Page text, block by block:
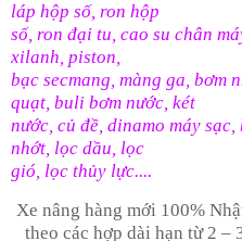
láp hộp số, ron hộp
số, ron đại tu, cao su chân
xilanh, piston,
bạc secmang, màng ga, bơm
quạt, buli bơm nước, két
nước, củ đề, dinamo máy
nhớt, lọc dầu, lọc
gió, lọc thủy lực....
Xe nâng hàng mới 100%
theo các hợp dài hạn từ 2 –